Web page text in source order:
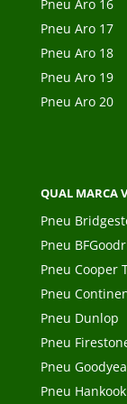
Pneu Aro 16
Pneu Aro 17
Pneu Aro 18
Pneu Aro 19
Pneu Aro 20
QUAL MARCA
Pneu
Pneu
Pneu Cooper
Pneu
Pneu Dunlop
Pneu
Pneu
Pneu Hankook